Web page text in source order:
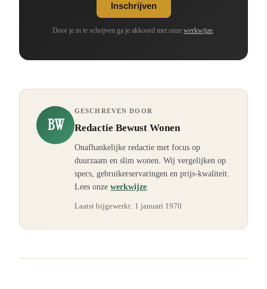
Inschrijven
Door je in te schrijven ga je akkoord met onze werkwijze.
BW
GESCHREVEN DOOR
Redactie Bewust Wonen
Onafhankelijke redactie met focus op
duurzaam en slim wonen. Wij vergelijken op
specs, gebruikerservaringen en prijs-kwaliteit.
Lees onze werkwijze
Laatst bijgewerkt: 1 januari 1970